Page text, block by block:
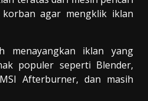
agar mengklik iklan
menayangkan iklan yang
populer seperti Blender,
Afterburner, dan masih